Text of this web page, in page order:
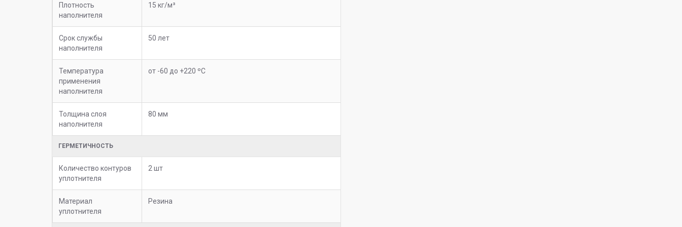
Плотность
наполнителя
15 кг/м³
Срок службы
наполнителя
50 лет
Температура
применения
наполнителя
от -60 до +220 ºC
Толщина слоя
наполнителя
80 мм
ГЕРМЕТИЧНОСТЬ
Количество контуров
уплотнителя
2 шт
Материал
уплотнителя
Резина